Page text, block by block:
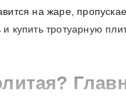
на жаре,
тротуарную